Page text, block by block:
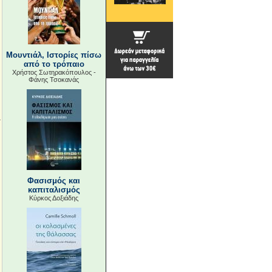
Μουντιάλ, Ιστορίες πίσω
από το τρόπαιο
Χρήστος Σωτηρακόπουλος -
Φάνης Τσοκανάς
Φασισμός και
καπιταλισμός
Κύρκος Δοξιάδης